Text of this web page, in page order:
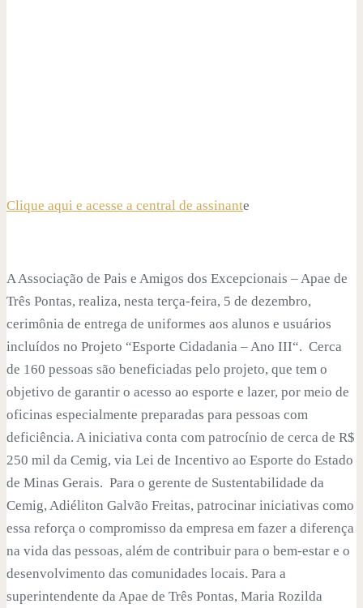
Clique aqui e acesse a central de assinante
A Associação de Pais e Amigos dos Excepcionais – Apae de
Três Pontas, realiza, nesta terça-feira, 5 de dezembro,
cerimônia de entrega de uniformes aos alunos e usuários
incluídos no Projeto “Esporte Cidadania – Ano III“. Cerca
de 160 pessoas são beneficiadas pelo projeto, que tem o
objetivo de garantir o acesso ao esporte e lazer, por meio de
oficinas especialmente preparadas para pessoas com
deficiência. A iniciativa conta com patrocínio de cerca de R$
250 mil da Cemig, via Lei de Incentivo ao Esporte do Estado
de Minas Gerais. Para o gerente de Sustentabilidade da
Cemig, Adiéliton Galvão Freitas, patrocinar iniciativas como
essa reforça o compromisso da empresa em fazer a diferença
na vida das pessoas, além de contribuir para o bem-estar e o
desenvolvimento das comunidades locais. Para a
superintendente da Apae de Três Pontas, Maria Rozilda